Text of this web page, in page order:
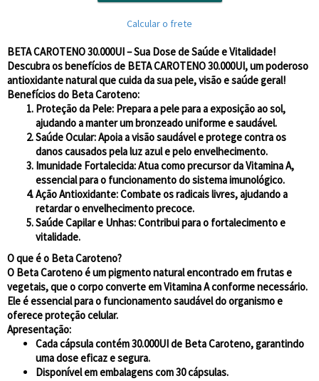
Calcular o frete
BETA CAROTENO 30.000UI – Sua Dose de Saúde e Vitalidade!
Descubra os benefícios de BETA CAROTENO 30.000UI, um poderoso
antioxidante natural que cuida da sua pele, visão e saúde geral!
Benefícios do Beta Caroteno:
Proteção da Pele: Prepara a pele para a exposição ao sol,
ajudando a manter um bronzeado uniforme e saudável.
Saúde Ocular:Apoia a visão saudável e protege contra os
danos causados pela luz azul e pelo envelhecimento.
Imunidade Fortalecida:Atua como precursor da Vitamina A,
essencial para o funcionamento do sistema imunológico.
Ação Antioxidante:Combate os radicais livres, ajudando a
retardar o envelhecimento precoce.
Saúde Capilar e Unhas:Contribui para o fortalecimento e
vitalidade.
O que é o Beta Caroteno?
O Beta Caroteno é um pigmento natural encontrado em frutas e
vegetais, que o corpo converte emVitamina Aconforme necessário.
Ele é essencial para o funcionamento saudável do organismo e
oferece proteção celular.
Apresentação:
Cada cápsula contém30.000UIde Beta Caroteno, garantindo
uma dose eficaz e segura.
Disponível em embalagens com30 cápsulas.